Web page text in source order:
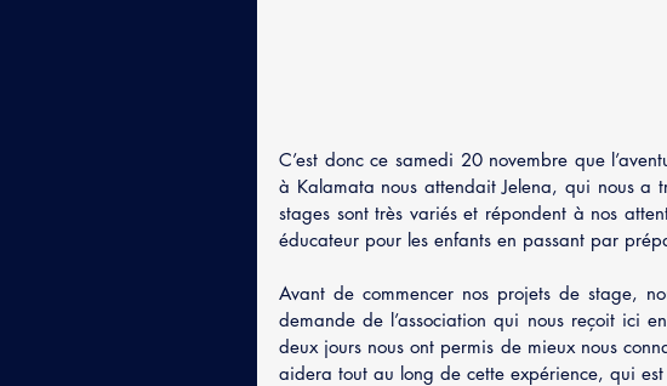
C’est donc ce samedi 20 novembre que
à Kalamata nous attendait Jelena, qui nous a
stages sont très variés et répondent à nos
éducateur pour les enfants en passant par
Avant de commencer nos projets de stage,
demande de l’association qui nous reçoit ici
deux jours nous ont permis de mieux nous
aidera tout au long de cette expérience, qui